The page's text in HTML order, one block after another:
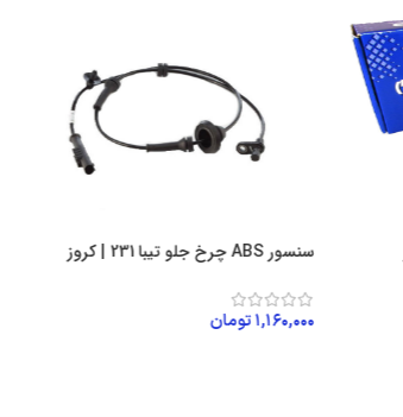
سنسور ABS چرخ جلو تیبا 231 | کروز
۱,۱۶۰,۰۰۰تومان